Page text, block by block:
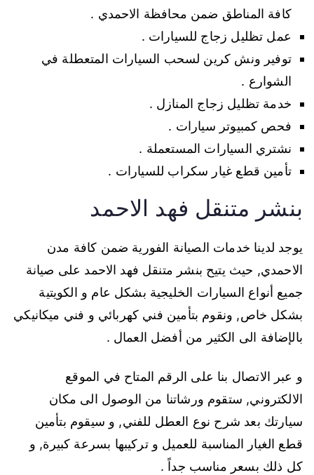
كافة المناطق ضمن محافظة الاحمدي .
عمل تظليل زجاج للسيارات .
توفير ونش كرين لسحب السيارات المتعطلة في
الشوارع .
خدمة تظليل زجاج المنازل .
فحص كمبيوتر سيارات .
نشتري السيارات المستعملة .
تأمين قطع غيار سكراب للسيارات .
بنشر متنقل فهد الاحمد
يوجد لدينا خدمات الصيانة الفورية ضمن كافة مدن
الاحمدي, حيث يتيح بنشر متنقل فهد الاحمد على صيانة
جميع أنواع السيارات الخليجية بشكل عام و الكويتية
بشكل خاص, ونقوم بتأمين فني كهربائي و فني ميكانيكي
بالإضافة الى الكثير من أفضل العمال .
و عبر الاتصال بنا على الرقم المتاح في الموقع
الالكتروني, ستقوم ورشاتنا من الوصول الى مكان
سيارتك بعد شرح نوع العطل للفني, و سيقوم بتأمين
قطع الغيار المناسبة للعميل و تركيبها بسرعة كبيرة, و
كل ذلك بسعر مناسب جداً .